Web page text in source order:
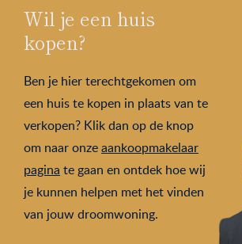
Wil je een huis
kopen?
Ben je hier terechtgekomen om
een huis te kopen in plaats van te
verkopen? Klik dan op de knop
om naar onzeaankoopmakelaar
pagina te gaan en ontdek hoe wij
je kunnen helpen met het vinden
van jouw droomwoning.